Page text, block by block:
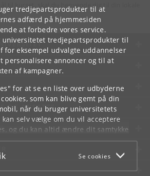
tredjepartsprodukter til at
adfærd på hjemmesiden
at forbedre vores service.
universitetet tredjepartsprodukter til
for eksempel udvalgte uddannelser
personalisere annoncer og til at
af kampagner.
for at se en liste over udbyderne
som kan blive gemt på din
når du bruger universitetets
selv vælge om du vil acceptere
og du kan altid ændre dit samtykke
privatlivspolitiksom du finder i
afslå Se cookies
til kurset, skal du henvende dig til din lokale
OG ANSATTE